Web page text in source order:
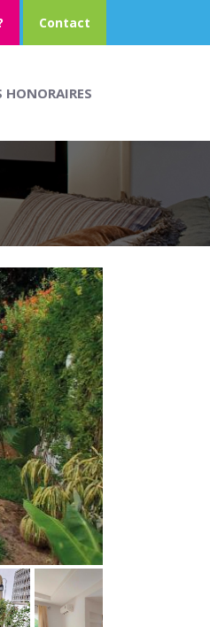
Contact
HONORAIRES